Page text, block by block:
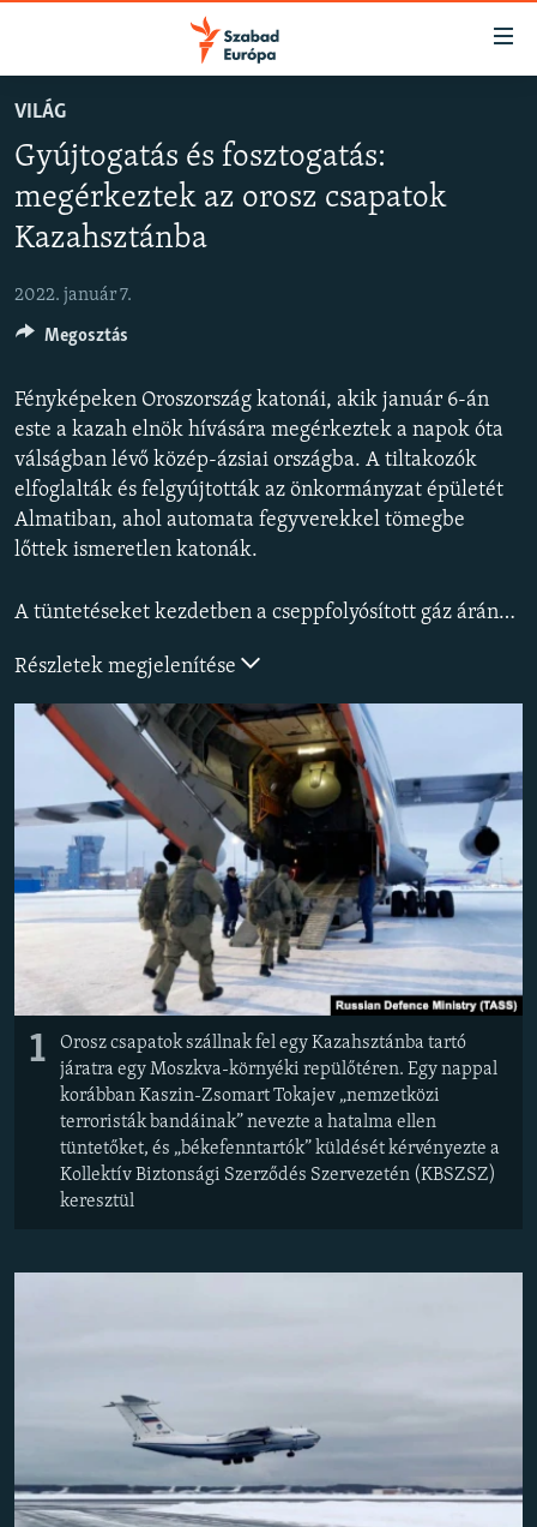
Akadálymentes
Ugrás
fő
oldalra
Ugrás
AKTUÁLIS
PODCASTOK
ELEMZŐ
NER15
SZABADON
TÁRSADALOM
DEMOKRÁCIA
A PÉNZ NYOMÁBAN
EURÓPAI UNIÓ
VILÁG
KÖVESSEN MINKET!
Valamennyi RFE/RL weboldal
VILÁG
Gyújtogatás és fosztogatás:
megérkeztek az orosz csapatok
Kazahsztánba
2022. január 7.
Fényképeken Oroszország katonái, akik január 6-án
este a kazah elnök hívására megérkeztek a napok óta
válságban lévő közép-ázsiai országba. A tiltakozók
elfoglalták és felgyújtották az önkormányzat épületét
Almatiban, ahol automata fegyverekkel tömegbe
lőttek ismeretlen katonák.
A tüntetéseket kezdetben a cseppfolyósított gáz árának hirtelen megugrása váltotta ki. Az érzéseket tetézte az élelmiszerárak és néhány illeték emelkedése.
Részletek megjelenítése
1
Orosz csapatok szállnak fel egy Kazahsztánba tartó
járatra egy Moszkva-környéki repülőtéren. Egy nappal
korábban Kaszin-Zsomart Tokajev „nemzetközi
terroristák bandáinak” nevezte a hatalma ellen
tüntetőket, és „békefenntartók” küldését kérvényezte a
Kollektív Biztonsági Szerződés Szervezetén (KBSZSZ)
keresztül
Megosztás
FELIRATKOZÁS